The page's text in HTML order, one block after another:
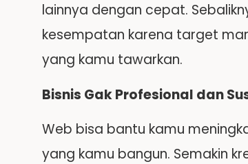
lainnya dengan cepat.
kesempatan karena target
yang kamu tawarkan.
Bisnis Gak Profesional dan
Web bisa bantu kamu
yang kamu bangun. Semakin